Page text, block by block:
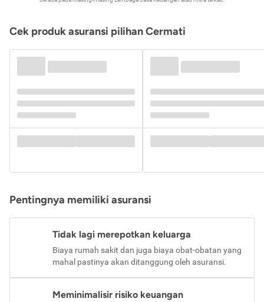
Cek produk asuransi pilihan Cermati
Pentingnya memiliki asuransi
Tidak lagi merepotkan keluarga
Biaya rumah sakit dan juga biaya obat-obatan yang
mahal pastinya akan ditanggung oleh asuransi.
Meminimalisir risiko keuangan